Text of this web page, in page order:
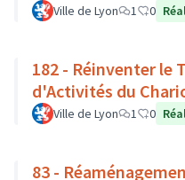
Ville de Lyon 1 0
182 - Réinventer le
d'Activités du
Ville de Lyon 1 0
83 -